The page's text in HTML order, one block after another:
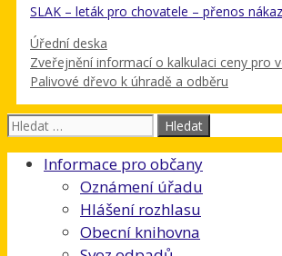
SLAK – leták pro chovatele – přenos
Rubriky
Úřední deska
Zveřejnění informací o kalkulaci ceny pro
Palivové dřevo k úhradě a odběru
Hledat:
Informace pro občany
Oznámení úřadu
Hlášení rozhlasu
Obecní knihovna